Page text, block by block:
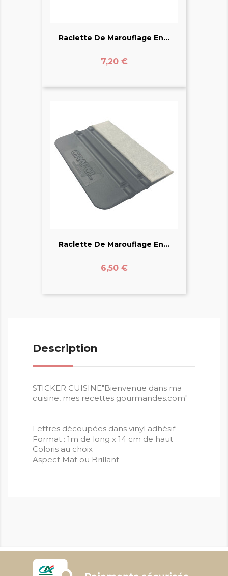
Raclette De Marouflage En...
Prix
7,20 €
Raclette De Marouflage En...
Prix
6,50 €
Description
STICKER CUISINE"Bienvenue dans ma
cuisine, mes recettes gourmandes.com"
Lettres découpées dans vinyl adhésif
Format : 1m de long x 14 cm de haut
Coloris au choix
Aspect Mat ou Brillant